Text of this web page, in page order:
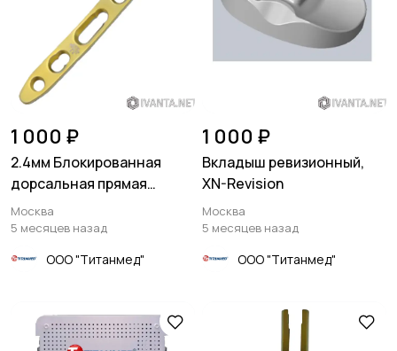
1 000 ₽
2.4мм Блокированная
дорсальная прямая
пластина
Москва
5 месяцев назад
ООО "Титанмед"
1 000 ₽
Вкладыш ревизионный,
XN-Revision
Москва
5 месяцев назад
ООО "Титанмед"